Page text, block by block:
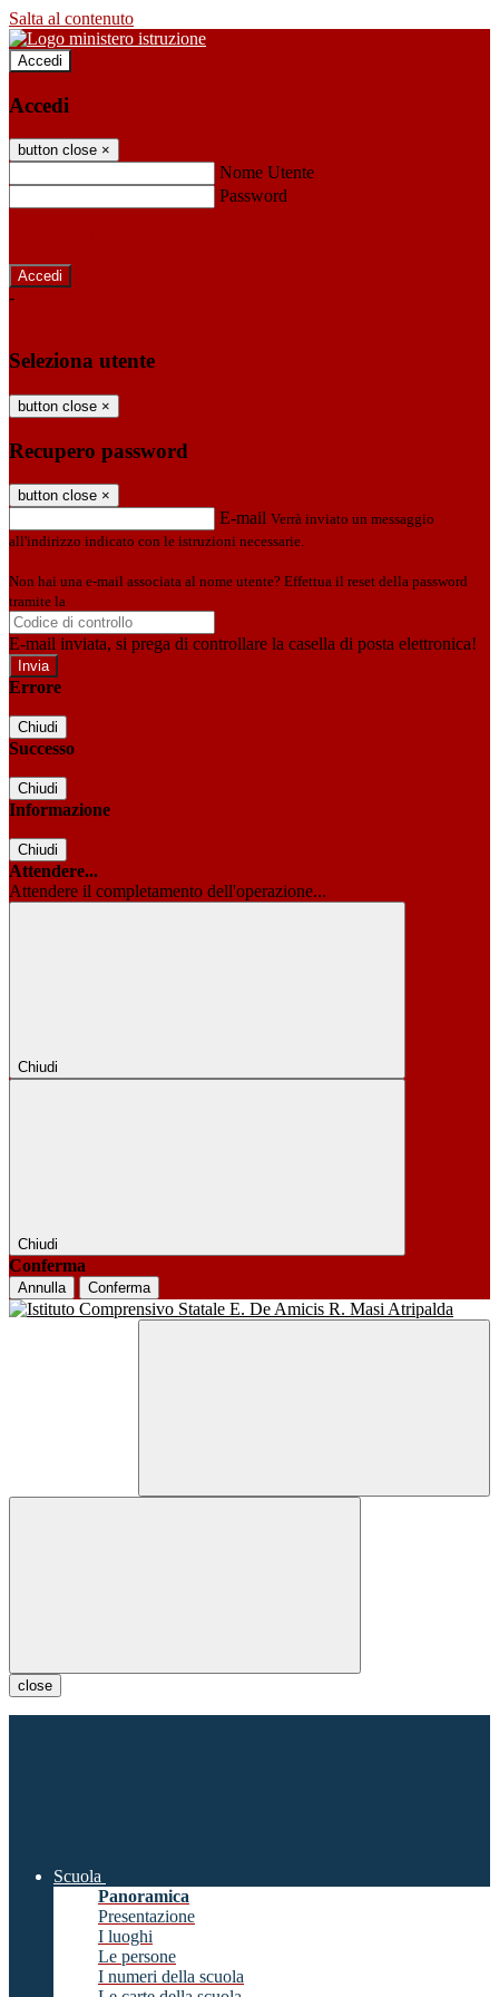
Salta al contenuto
Accedi
Accedi
button close ×
Nome Utente
Password
-
Seleziona utente
button close ×
Recupero password
button close ×
E-mail Verrà inviato un messaggio
all'indirizzo indicato con le istruzioni necessarie.
Non hai una e-mail associata al nome utente? Effettua il reset della password
tramite la
E-mail inviata, si prega di controllare la casella di posta elettronica!
Errore
Chiudi
Successo
Chiudi
Informazione
Chiudi
Attendere...
Attendere il completamento dell'operazione...
Chiudi
Chiudi
Conferma
Annulla Conferma
close
Scuola
Panoramica
Presentazione
I luoghi
Le persone
I numeri della scuola